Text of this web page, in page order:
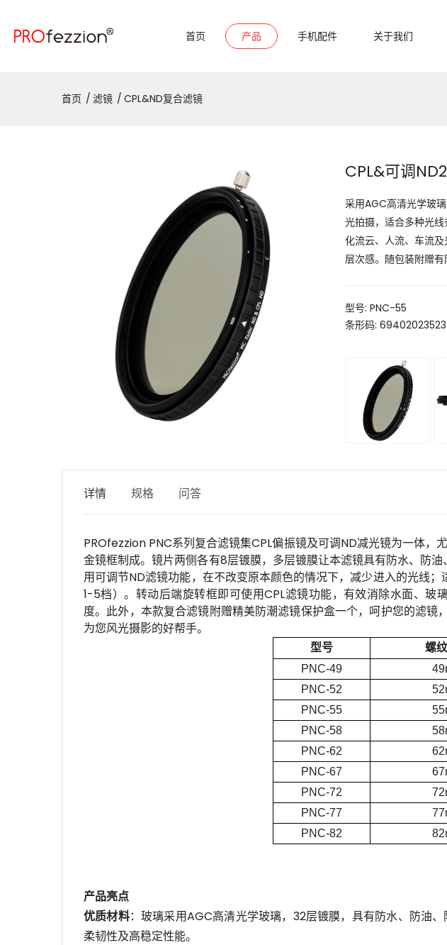
首页 产品 手机配件 关于我们
首页 滤镜 CPL&ND复合滤镜
CPL&可调
采用AGC高清光学玻
光拍摄，适合多种光
化流云、人流、车流
层次感。随包装附赠有
型号: PNC-55
条形码:
详情 规格 问答
PROfezzion PNC系列复合滤镜集CPL偏振镜及可调ND减光镜为一体
金镜框制成。镜片两侧各有8层镀膜，多层镀膜让本滤镜具有防水、防
用可调节ND滤镜功能，在不改变原本颜色的情况下，减少进入的光线
1-5档）。转动后端旋转框即可使用CPL滤镜功能，有效消除水面、
度。此外，本款复合滤镜附赠精美防潮滤镜保护盒一个，呵护您的滤
为您风光摄影的好帮手。
型号 螺
PNC-49
PNC-52
PNC-55
PNC-58
PNC-62
PNC-67
PNC-72
PNC-77
PNC-82
产品亮点
优质材料：玻璃采用AGC高清光学玻璃，32层镀膜，具有防水、防油
柔韧性及高稳定性能。